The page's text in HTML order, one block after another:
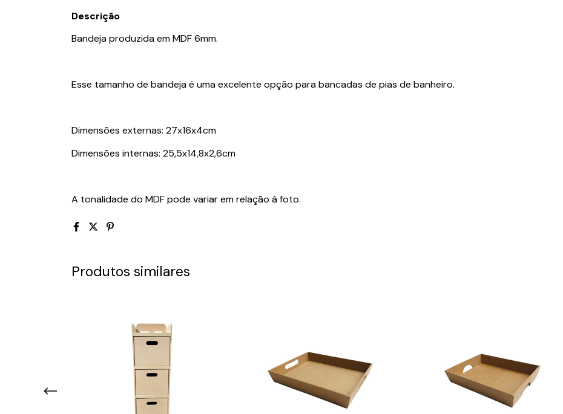
Descrição
Bandeja produzida em MDF 6mm.
Esse tamanho de bandeja é uma excelente opção para bancadas de pias de banheiro.
Dimensões externas: 27x16x4cm
Dimensões internas: 25,5x14,8x2,6cm
A tonalidade do MDF pode variar em relação à foto.
Produtos similares